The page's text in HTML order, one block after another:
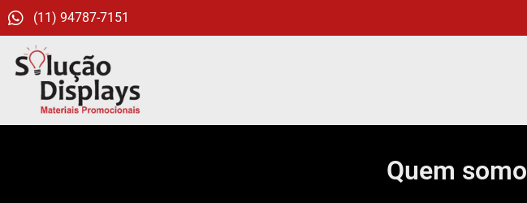
(11) 94787-7151
Quem